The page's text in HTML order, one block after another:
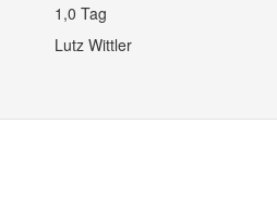
1,0 Tag
Lutz Wittler